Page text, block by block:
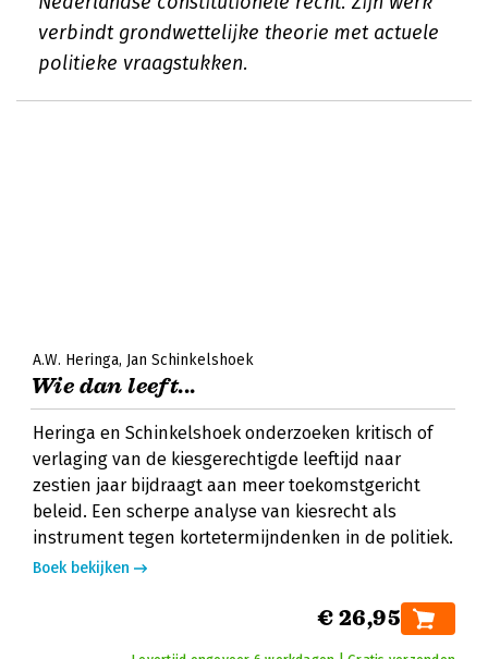
verbindt grondwettelijke theorie met actuele
politieke vraagstukken.
A.W. Heringa Jan Schinkelshoek
Wie dan leeft...
Heringa en Schinkelshoek onderzoeken kritisch of
verlaging van de kiesgerechtigde leeftijd naar
zestien jaar bijdraagt aan meer toekomstgericht
beleid. Een scherpe analyse van kiesrecht als
instrument tegen kortetermijndenken in de politiek.
Boek bekijken
€ 26,95